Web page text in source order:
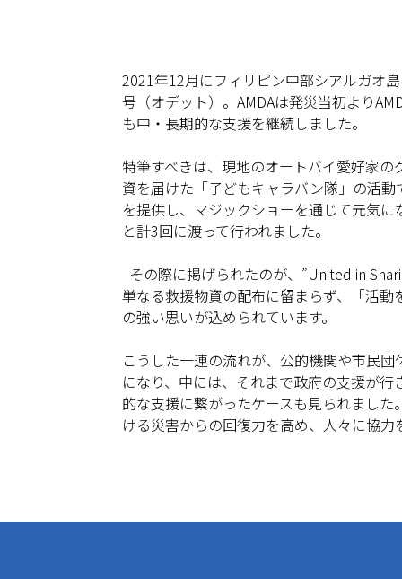
2021年12月にフィリピン中部シアルガオ
号（オデット）。AMDAは発災当初より
も中・長期的な支援を継続しました。
特筆すべきは、現地のオートバイ愛好家
資を届けた「子どもキャラバン隊」の活
を提供し、マジックショーを通じて元気
と計3回に渡って行われました。
その際に掲げられたのが、”United in
単なる救援物資の配布に留まらず、「活
の強い思いが込められています。
こうした一連の流れが、公的機関や市民
になり、中には、それまで政府の支援が
的な支援に繋がったケースも見られまし
ける災害からの回復力を高め、人々に協